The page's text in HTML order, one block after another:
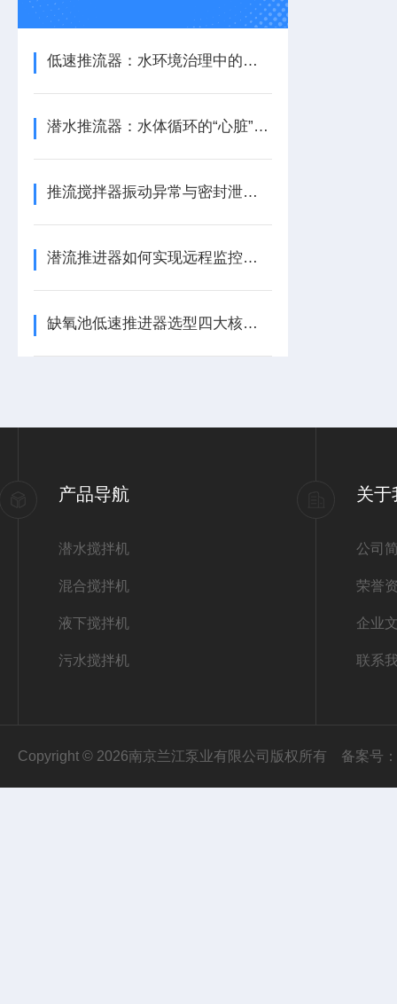
低速推流器：水环境治理中的水流循环助力设备
潜水推流器：水体循环的“心脏”与生化反应的推动者
推流搅拌器振动异常与密封泄漏的快速诊断与应急处理
潜流推进器如何实现远程监控与预测性维护？
缺氧池低速推进器选型四大核心参数指南
产品导航
潜水搅拌机
混合搅拌机
液下搅拌机
污水搅拌机
关于
公司
荣誉
企业
联系
Copyright © 2026南京兰江泵业有限公司版权所有 备案号